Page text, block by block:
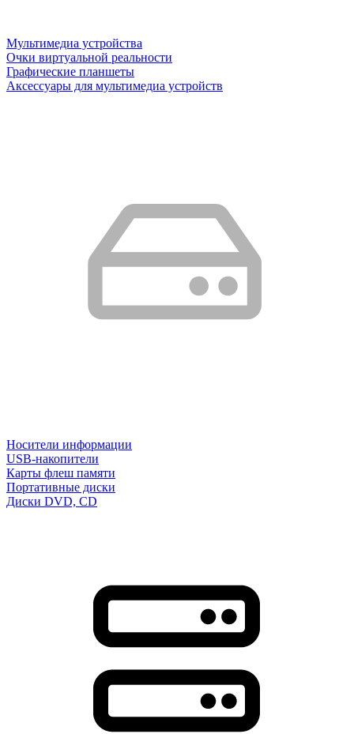
Мультимедиа устройства
Очки виртуальной реальности
Графические планшеты
Аксессуары для мультимедиа устройств
Носители информации
USB-накопители
Карты флеш памяти
Портативные диски
Диски DVD, CD